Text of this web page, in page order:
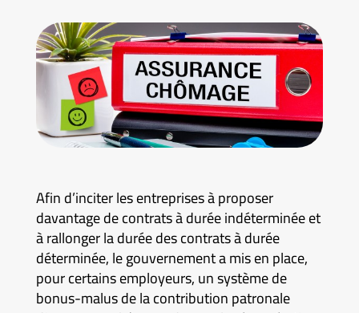
Afin d’inciter les entreprises à proposer
davantage de contrats à durée indéterminée et
à rallonger la durée des contrats à durée
déterminée, le gouvernement a mis en place,
pour certains employeurs, un système de
bonus-malus de la contribution patronale